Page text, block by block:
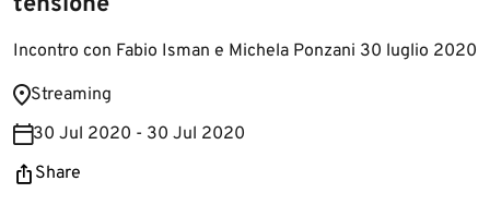
Incontro con Fabio Isman e Michela Ponzani 30 luglio 2020
​​Streaming​​
30 Jul 2020 - 30 Jul 2020
Share